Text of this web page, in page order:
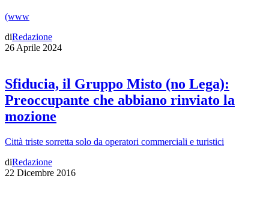
(www
diRedazione
26 Aprile 2024
Sfiducia, il Gruppo Misto (no Lega):
Preoccupante che abbiano rinviato la
mozione
Città triste sorretta solo da operatori commerciali e turistici
diRedazione
22 Dicembre 2016